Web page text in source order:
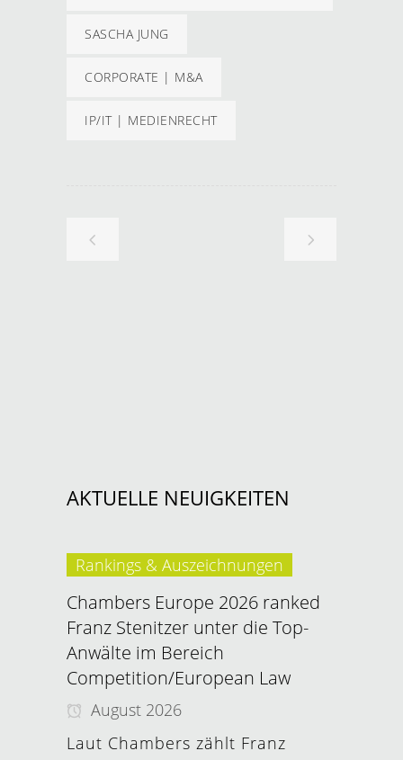
SASCHA JUNG
CORPORATE | M&A
IP/IT | MEDIENRECHT
AKTUELLE NEUIGKEITEN
Rankings & Auszeichnungen
Chambers Europe 2026 ranked
Franz Stenitzer unter die Top-
Anwälte im Bereich
Competition/European Law
August 2026
Laut Chambers zählt Franz